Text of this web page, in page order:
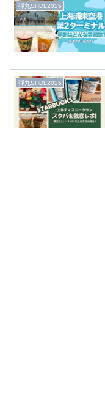
弾丸SHDL2025
弾丸SHDL2025